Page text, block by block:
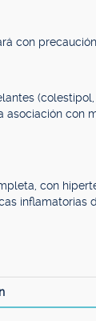
con
asociación con
con
inflamatorias